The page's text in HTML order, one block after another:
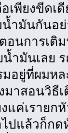
อเพียงขีด
น้ำมันกันอ
อนการเติม
น้ำมันเลย
มอยู่ที่ผมห
มาสอนวิธีเ
งแค่เราย
ไปแล้วก็กด